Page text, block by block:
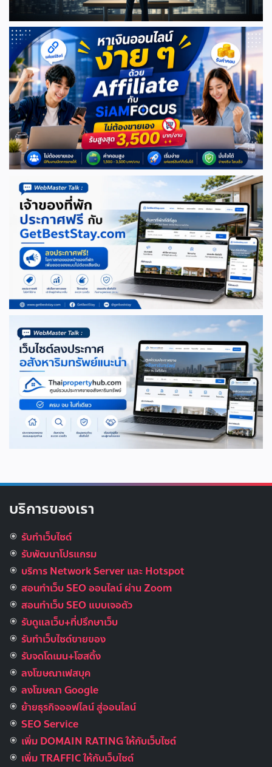
บริการของเรา
รับทำเว็บไซต์
รับพัฒนาโปรแกรม
บริการ Network Server และ Hotspot
สอนทำเว็บ SEO ออนไลน์ ผ่าน Zoom
สอนทำเว็บ SEO แบบเจอตัว
รับดูแลเว็บ+ที่ปรึกษาเว็บ
รับทําเว็บไซต์ขายของ
รับจดโดเมน+โฮสติ้ง
ลงโฆษณาเฟสบุค
ลงโฆษณา Google
ย้ายธุรกิจออฟไลน์ สู่ออนไลน์
SEO Service
เพิ่ม DOMAIN RATING ให้กับเว็บไซต์
เพิ่ม TRAFFIC ให้กับเว็บไซต์